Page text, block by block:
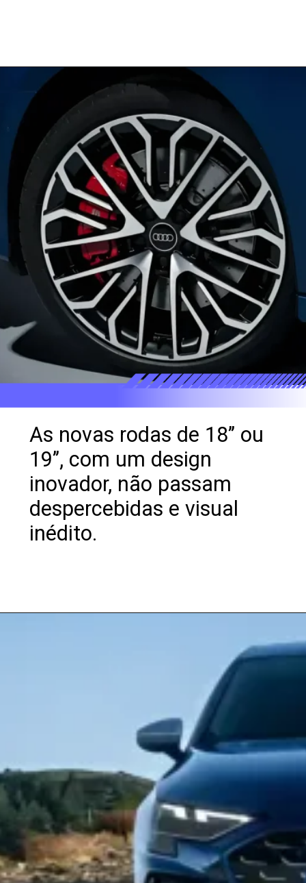
Opening
As novas rodas de 18’’ ou
19’’, com um design
inovador, não passam
despercebidas e visual
inédito.